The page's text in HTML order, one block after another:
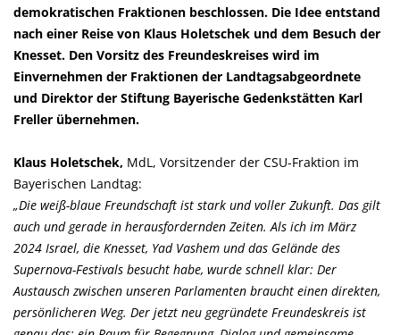
demokratischen Fraktionen beschlossen. Die Idee entstand
nach einer Reise von Klaus Holetschek und dem Besuch der
Knesset. Den Vorsitz des Freundeskreises wird im
Einvernehmen der Fraktionen der Landtagsabgeordnete
und Direktor der Stiftung Bayerische Gedenkstätten Karl
Freller übernehmen.
Klaus Holetschek, MdL, Vorsitzender der CSU-Fraktion im
Bayerischen Landtag:
Die weiß-blaue Freundschaft ist stark und voller Zukunft. Das gilt
auch und gerade in herausfordernden Zeiten. Als ich im März
2024 Israel, die Knesset, Yad Vashem und das Gelände des
Supernova-Festivals besucht habe, wurde schnell klar: Der
Austausch zwischen unseren Parlamenten braucht einen direkten,
persönlicheren Weg. Der jetzt neu gegründete Freundeskreis ist